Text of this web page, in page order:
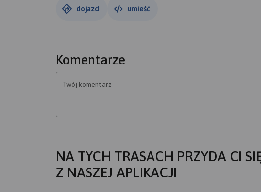
Krajeńskie, Kamień Krajeński, Debrzno.
Więcej info na: krajnazlotowska.pl.
dojazd umieść
Komentarze
Twój komentarz
NA TYCH TRASACH PRZYDA CI
Z NASZEJ APLIKACJI